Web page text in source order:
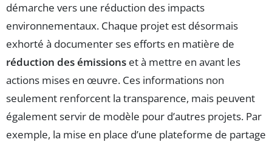
démarche vers une réduction des impacts
environnementaux. Chaque projet est désormais
exhorté à documenter ses efforts en matière de
réduction des émissions et à mettre en avant les
actions mises en œuvre. Ces informations non
seulement renforcent la transparence, mais peuvent
également servir de modèle pour d’autres projets. Par
exemple, la mise en place d’une plateforme de partage